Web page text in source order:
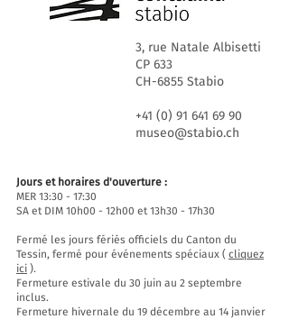
3, rue Natale Albisetti
CP 633
CH-6855 Stabio
+41 (0) 91 641 69 90
museo@stabio.ch
Jours et horaires d'ouverture :
MER 13:30 - 17:30
SA et DIM 10h00 - 12h00 et 13h30 - 17h30
Fermé les jours fériés officiels du Canton du
Tessin, fermé pour événements spéciaux ( cliquez
ici ).
Fermeture estivale du 30 juin au 2 septembre
inclus.
Fermeture hivernale du 19 décembre au 14 janvier